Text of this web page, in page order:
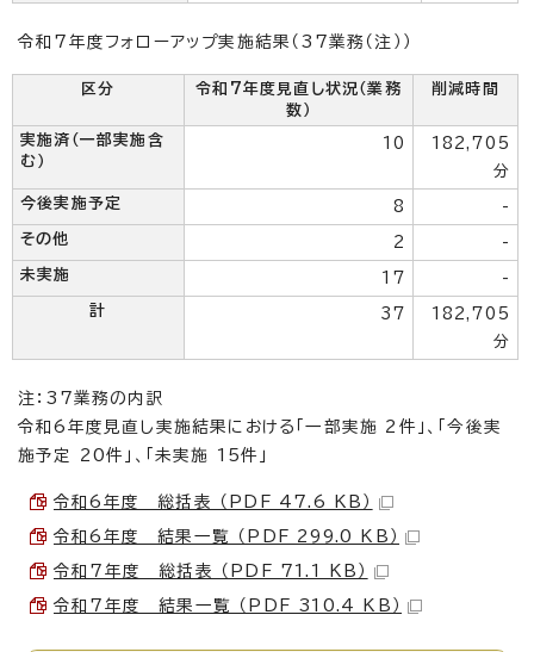
令和7年度フォローアップ実施結果（37業務（注））
区分
令和7年度見直し状況（業務
数）
削減時間
実施済（一部実施含
む）
10
182,705
分
今後実施予定 8 -
その他 2 -
未実施 17 -
計 37
182,705
分
注：37業務の内訳
令和6年度見直し実施結果における「一部実施 2件」、「今後実
施予定 20件」、「未実施 15件」
令和6年度 総括表 （PDF 47.6 KB）
令和6年度 結果一覧 （PDF 299.0 KB）
令和7年度 総括表 （PDF 71.1 KB）
令和7年度 結果一覧 （PDF 310.4 KB）